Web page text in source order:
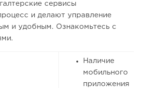
сервисы
и делают управление
и удобным. Ознакомьтесь с
Наличие
мобильного
приложения